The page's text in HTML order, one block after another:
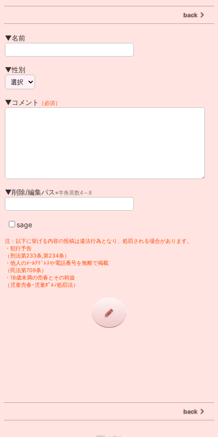
back
▼名前
▼性別
▼コメント ［必須］
▼削除/編集パス※半角英数4～8
sage
注：以下に挙げる内容の投稿は違法行為となり、処罰される場合があります。
・犯行予告
（刑法第233条,第234条）
・他人のﾒｰﾙｱﾄﾞﾚｽや電話番号を無断で掲載
（民法第709条）
・18歳未満の売春とその斡旋
（児童売春･児童ﾎﾟﾙﾉ処罰法）
back